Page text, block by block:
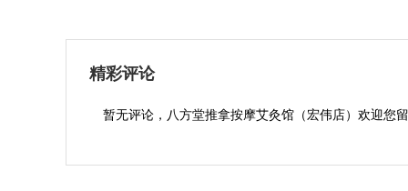
精彩评论
暂无评论，八方堂推拿按摩艾灸馆（宏伟店）欢迎您